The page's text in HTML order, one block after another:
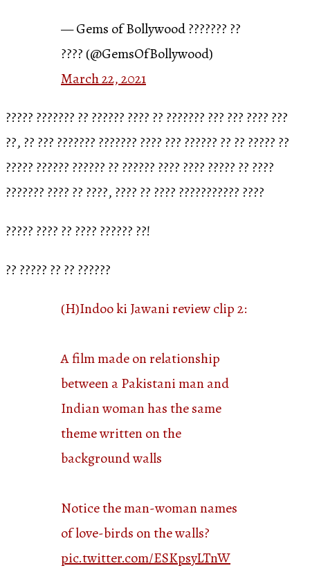
— Gems of Bollywood ??????? ??
???? (@GemsOfBollywood)
March 22, 2021
????? ??????? ?? ?????? ???? ?? ??????? ??? ??? ???? ???
??, ?? ??? ??????? ??????? ???? ??? ?????? ?? ?? ????? ??
????? ?????? ?????? ?? ?????? ???? ???? ????? ?? ????
??????? ???? ?? ????, ???? ?? ???? ??????????? ????
????? ???? ?? ???? ?????? ??!
?? ????? ?? ?? ??????
(H)Indoo ki Jawani review clip 2:
A film made on relationship
between a Pakistani man and
Indian woman has the same
theme written on the
background walls
Notice the man-woman names
of love-birds on the walls?
pic.twitter.com/ESKpsyLTnW